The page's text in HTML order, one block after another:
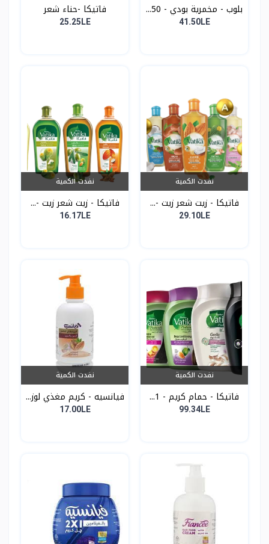
بلوب - مخمرية بودي - 50...
41.50LE
فاتيكا -حناء شعر
25.25LE
نفدت الكمية
فاتيكا - زيت شعر زيت -...
29.10LE
نفدت الكمية
فاتيكا - زيت شعر زيت -...
16.17LE
نفدت الكمية
فاتيكا - حمام كريم - 1...
99.34LE
نفدت الكمية
فيانسيه - كريم مغذي لوز...
17.00LE